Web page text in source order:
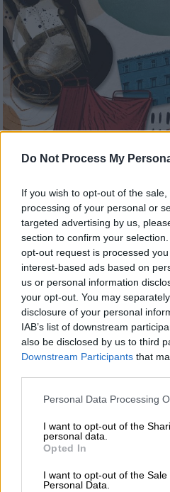
Do Not Process My
If you wish to opt-out of the
processing of your personal or
targeted advertising by us,
section to confirm your
opt-out request is processed
interest-based ads based on
us or personal information
your opt-out. You may
disclosure of your personal
IAB’s list of downstream
also be disclosed by us to third
Downstream Participants that
Please note that this website/
not limited to your visit or usage
grant or deny consent to
use your data for below
consent section.
Personal Data Processing
I want to opt-out of the
personal data.
Opted In
I want to opt-out of the Sale
Personal Data.
Πολιτική|23.06.2023 06:45
Τι δείχνουν 3
από τις εκλογές:
η ΝΔ – Μάχη των
είσοδο στη Βουλή –
έδρες
Τι δείχνουν τα
αλλάξουν την ψήφο